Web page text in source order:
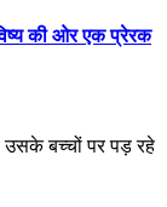
की ओर एक प्रेरक
बच्चों पर पड़ रहे